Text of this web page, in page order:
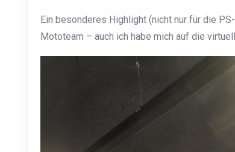
Ein besonderes Highlight (nicht nur für die
Mototeam – auch ich habe mich auf die